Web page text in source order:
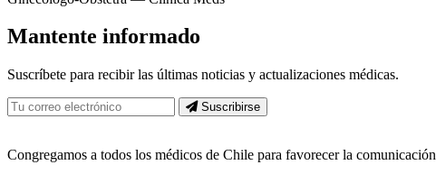
Mantente informado
Suscríbete para recibir las últimas noticias y actualizaciones médicas.
Suscribirse
Congregamos a todos los médicos de Chile para favorecer la